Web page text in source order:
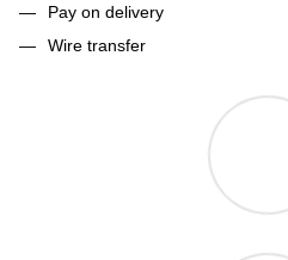
Pay on delivery
Wire transfer